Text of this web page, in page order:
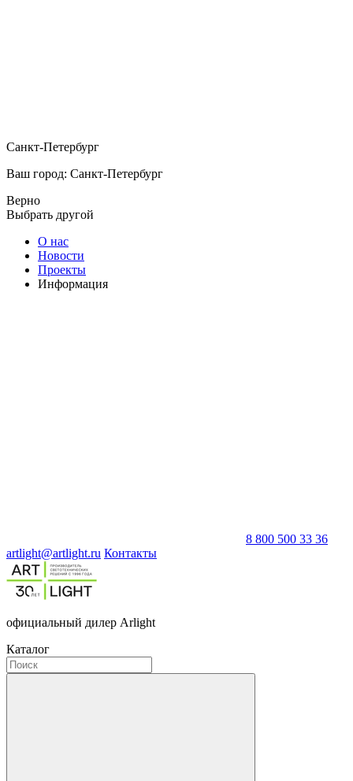
Санкт-Петербург
Ваш город: Санкт-Петербург
Верно
Выбрать другой
О нас
Новости
Проекты
Информация
8 800 500 33 36
artlight@artlight.ru Контакты
официальный дилер Arlight
Каталог